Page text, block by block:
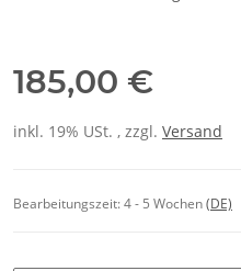
185,00 €
inkl. 19% USt. , zzgl. Versand
Bearbeitungszeit:4 - 5 Wochen(DE)